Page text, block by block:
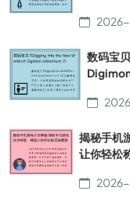
数码宝
揭秘手机
让你轻松